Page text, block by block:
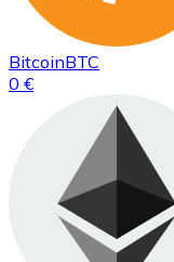
BitcoinBTC
0 €